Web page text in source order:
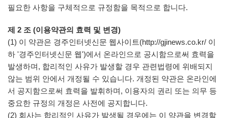
필요한 사항을 구체적으로 규정함을 목적으로 합니다.
제 2 조 (이용약관의 효력 및 변경)
(1) 이 약관은 경주인터넷신문 웹사이트(http://gjinews.co.kr/ 이
하 '경주인터넷신문 웹')에서 온라인으로 공시함으로써 효력을
발생하며, 합리적인 사유가 발생할 경우 관련법령에 위배되지
않는 범위 안에서 개정될 수 있습니다. 개정된 약관은 온라인에
서 공지함으로써 효력을 발휘하며, 이용자의 권리 또는 의무 등
중요한 규정의 개정은 사전에 공지합니다.
(2) 회사는 합리적인 사유가 발생될 경우에는 이 약관을 변경할